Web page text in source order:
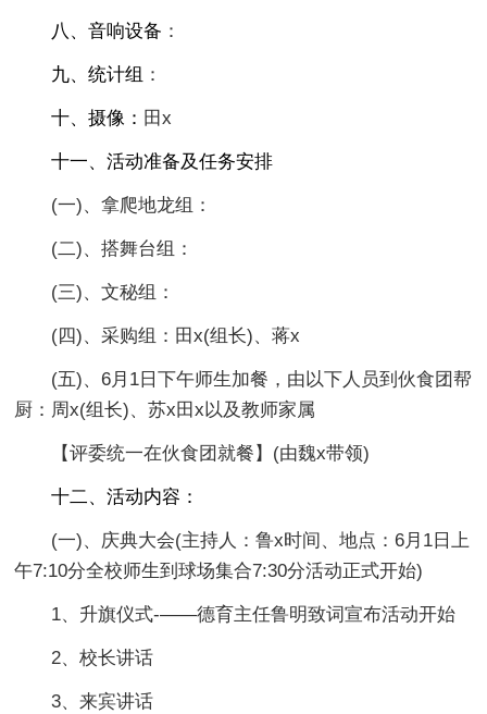
八、音响设备 ：
九、统计组 ：
十、摄像： 田x
十一、活动准备及任务安排
(一)、拿爬地龙组：
(二)、搭舞台组：
(三)、文秘组：
(四)、采购组：田x(组长)、蒋x
(五)、6月1日下午师生加餐，由以下人员到伙食团帮
厨：周x(组长)、苏x田x以及教师家属
【评委统一在伙食团就餐】(由魏x带领)
十二、活动内容：
(一)、庆典大会(主持人：鲁x时间、地点：6月1日上
午7:10分全校师生到球场集合7:30分活动正式开始)
1、升旗仪式-——德育主任鲁明致词宣布活动开始
2、校长讲话
3、来宾讲话